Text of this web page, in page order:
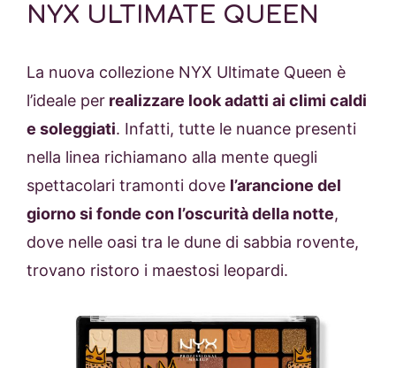
NYX ULTIMATE QUEEN
La nuova collezione NYX Ultimate Queen è
l’ideale per realizzare look adatti ai climi caldi
e soleggiati. Infatti, tutte le nuance presenti
nella linea richiamano alla mente quegli
spettacolari tramonti dove l’arancione del
giorno si fonde con l’oscurità della notte,
dove nelle oasi tra le dune di sabbia rovente,
trovano ristoro i maestosi leopardi.